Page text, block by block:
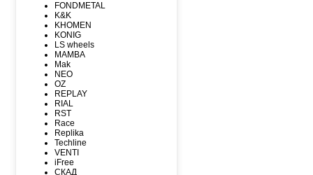
NOKIAN
NOKIAN NORDMAN
Nordman Nordman
ONYX
PACE
PIRELLI
PIRELLI Formula
ROADCRUZA
ROADKING
ROADMARCH
ROADSTONE
ROTALLA
SAILUN
SATOYA
SONIX
SUNFULL
TIGAR
FONDMETAL
K&K
KHOMEN
KONIG
LS wheels
MAMBA
Mak
NEO
OZ
REPLAY
RIAL
RST
Race
Replika
Techline
VENTI
iFree
СКАД